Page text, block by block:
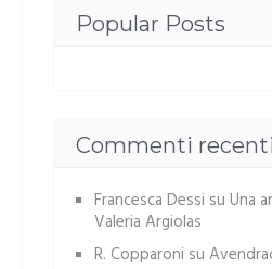
Popular Posts
Commenti recenti
Francesca Dessi su Una
Valeria Argiolas
R. Copparoni su